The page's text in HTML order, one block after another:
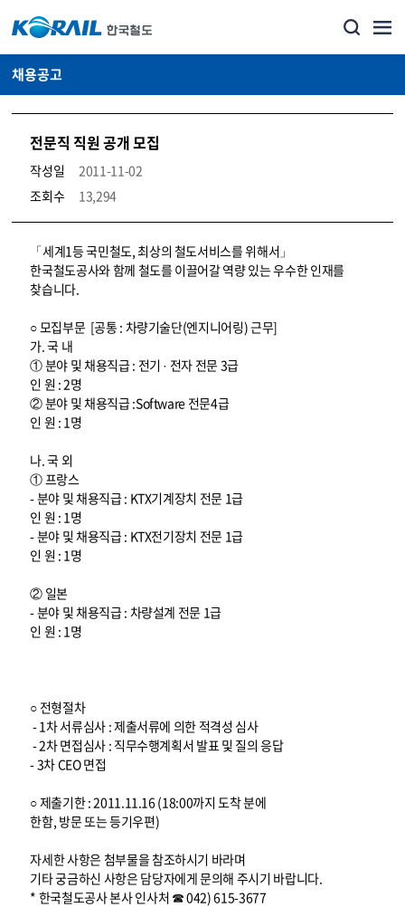
채용공고
전문직 직원 공개 모집
작성일
2011-11-02
조회수
13,294
코레일소개_경영공시_채용공고 상세보기 – 내용, 파일, 담당자 연락처로 구성
「세계1등 국민철도, 최상의 철도서비스를 위해서」
한국철도공사와 함께 철도를 이끌어갈 역량 있는 우수한 인재를
찾습니다.
○ 모집부문 [공통 : 차량기술단(엔지니어링) 근무]
가. 국 내
① 분야 및 채용직급 : 전기 · 전자 전문 3급
인 원 : 2명
② 분야 및 채용직급 :Software 전문4급
인 원 : 1명
나. 국 외
① 프랑스
- 분야 및 채용직급 : KTX기계장치 전문 1급
인 원 : 1명
- 분야 및 채용직급 : KTX전기장치 전문 1급
인 원 : 1명
② 일본
- 분야 및 채용직급 : 차량설계 전문 1급
인 원 : 1명
○ 전형절차
- 1차 서류심사 : 제출서류에 의한 적격성 심사
- 2차 면접심사 : 직무수행계획서 발표 및 질의 응답
- 3차 CEO 면접
○ 제출기한 : 2011.11.16 (18:00까지 도착 분에
한함, 방문 또는 등기우편)
자세한 사항은 첨부물을 참조하시기 바라며
기타 궁금하신 사항은 담당자에게 문의해 주시기 바랍니다.
* 한국철도공사 본사 인사처 ☎ 042) 615-3677